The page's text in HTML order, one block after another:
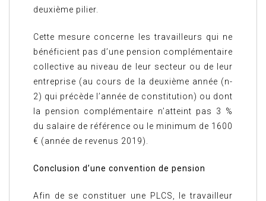
deuxième pilier.
Cette mesure concerne les travailleurs qui ne
bénéficient pas d’une pension complémentaire
collective au niveau de leur secteur ou de leur
entreprise (au cours de la deuxième année (n-
2) qui précède l’année de constitution) ou dont
la pension complémentaire n’atteint pas 3 %
du salaire de référence ou le minimum de 1600
€ (année de revenus 2019).
Conclusion d’une convention de pension
Afin de se constituer une PLCS, le travailleur